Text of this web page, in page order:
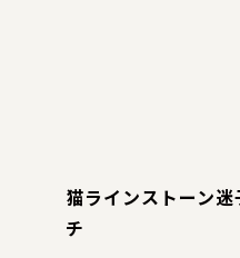
猫ラインストーン
チ